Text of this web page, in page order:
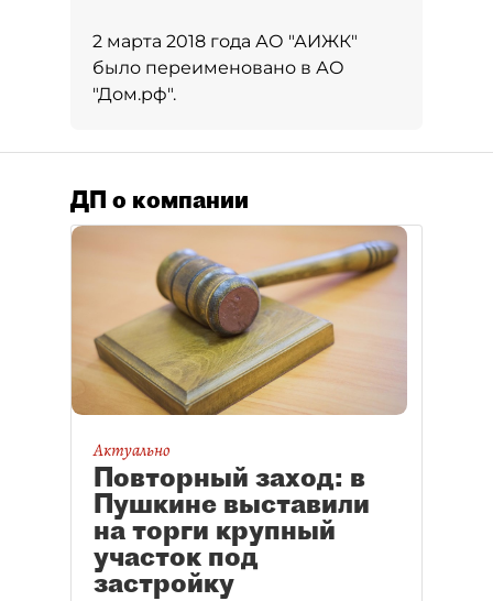
2 марта 2018 года АО "АИЖК"
было переименовано в АО
"Дом.рф".
ДП о компании
Актуально
Повторный заход: в
Пушкине выставили
на торги крупный
участок под
застройку